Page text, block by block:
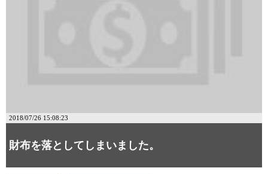
2018/07/26 15:08:23
財布を落としてしまいました。